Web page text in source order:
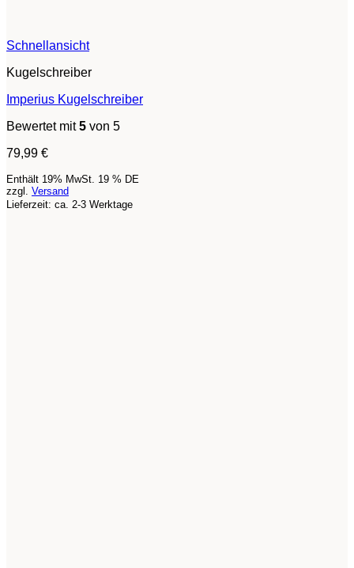
Schnellansicht
Kugelschreiber
Imperius Kugelschreiber
Bewertet mit5 von 5
79,99 €
Enthält 19% MwSt. 19 % DE
zzgl. Versand
Lieferzeit: ca. 2-3 Werktage